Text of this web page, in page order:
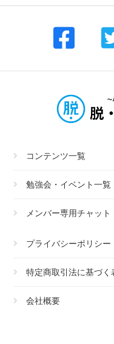
コンテンツ一覧
勉強会・イベント一覧
メンバー専用チャット
プライバシーポリシー
特定商取引法に基づく
会社概要